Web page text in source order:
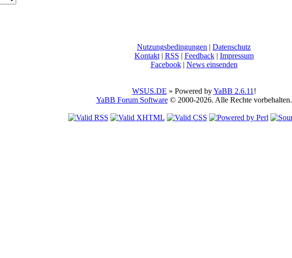
Nutzungsbedingungen | Datenschutz
Kontakt| RSS | Feedback| Impressum
Facebook| News einsenden
WSUS.DE » Powered byYaBB 2.6.11 !
YaBB Forum Software© 2000-2026. Alle Rechte vorbehalten.